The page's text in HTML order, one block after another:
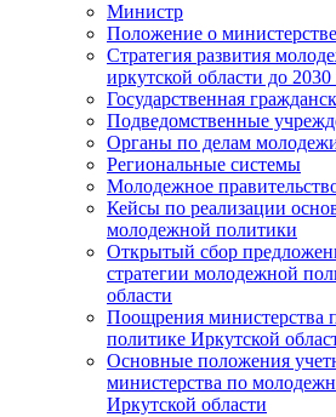
Министр
Положение о министерстве
Стратегия развития
иркутской области до 2030
Государственная
Подведомственные
Органы по делам
Региональные системы
Молодежное
Кейсы по реализации
молодежной политики
Открытый сбор
стратегии молодежной
области
Поощрения министерства
политике Иркутской
Основные положения
министерства по
Иркутской области